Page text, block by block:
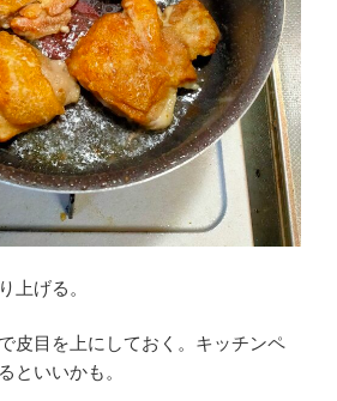
上げる。
皮目を上にしておく。キッチンペ
といいかも。